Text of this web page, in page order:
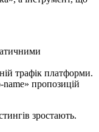
трафік платформи.
пропозицій
зростають.